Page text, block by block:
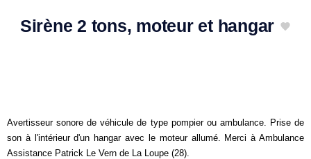
Sirène 2 tons, moteur et hangar
Avertisseur sonore de véhicule de type pompier ou ambulance. Prise de
son à l'intérieur d'un hangar avec le moteur allumé. Merci à Ambulance
Assistance Patrick Le Vern de La Loupe (28).